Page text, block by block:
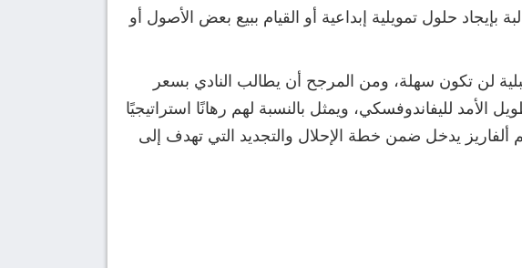
حلول تمويلية إبداعية أو القيام ببيع بعض الأصول أو
لن تكون سهلة، ومن المرجح أن يطالب النادي بسعر
لليفاندوفسكي، ويمثل بالنسبة لهم رهانًا استراتيجيًا
ألفاريز يدخل ضمن خطة الإحلال والتجديد التي تهدف إلى